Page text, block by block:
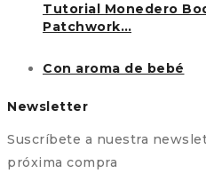
Tutorial Monedero
Patchwork…
Con aroma de bebé
Newsletter
Suscríbete a nuestra
próxima compra